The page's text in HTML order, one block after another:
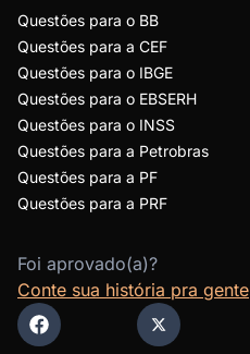
Questões para o BB
Questões para a CEF
Questões para o IBGE
Questões para o EBSERH
Questões para o INSS
Questões para a Petrobras
Questões para a PF
Questões para a PRF
Foi aprovado(a)?
Conte sua história pra gente